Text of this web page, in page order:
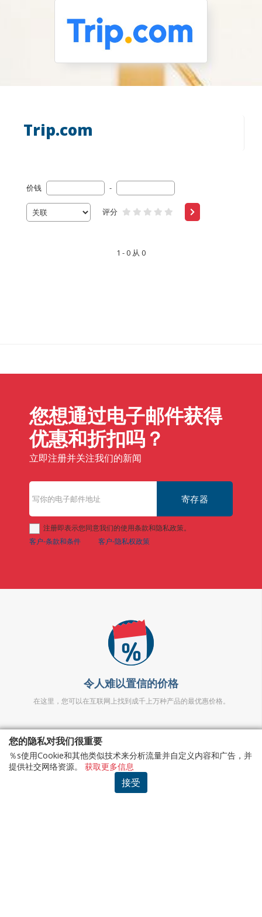
您的隐私对我们很重要
％s使用Cookie和其他类似技术来分析流量并自定义内容和广告，并
提供社交网络资源。 获取更多信息
接受
Trip.com
价钱 -
评分
1 - 0 从 0
您想通过电子邮件获得
优惠和折扣吗？
立即注册并关注我们的新闻
寄存器
注册即表示您同意我们的使用条款和隐私政策。
客户-条款和条件
客户-隐私权政策
令人难以置信的价格
在这里，您可以在互联网上找到成千上万种产品的最优惠价格。